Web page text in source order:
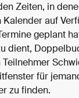
Zeiten, in
Kalender auf
geplant
dient,
für
zu finden.